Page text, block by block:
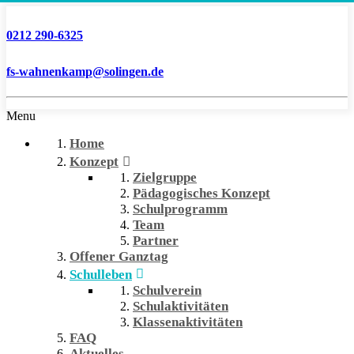
0212 290-6325
fs-wahnenkamp@solingen.de
Menu
Home
Konzept
Zielgruppe
Pädagogisches Konzept
Schulprogramm
Team
Partner
Offener Ganztag
Schulleben
Schulverein
Schulaktivitäten
Klassenaktivitäten
FAQ